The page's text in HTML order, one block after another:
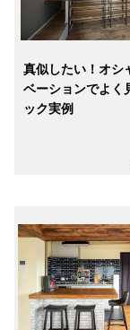
真似したい！オシ
ベーションでよく
ック実例